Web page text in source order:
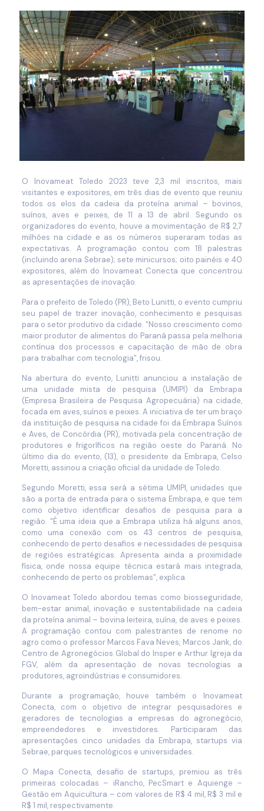
O Inovameat Toledo 2023 teve 2,3 mil inscritos, mais
visitantes e expositores, em três dias de evento que reuniu
todos os elos da cadeia da proteína animal – bovinos,
suínos, aves e peixes, de 11 a 13 de abril. Segundo os
organizadores do evento, houve a movimentação de R$ 2,7
milhões na cidade e as os números superaram todas as
expectativas. A programação contou com 18 palestras
(incluindo arena Sebrae); sete minicursos; oito painéis e 40
expositores, além do Inovameat Conecta que concentrou
as apresentações de inovação.
Para o prefeito de Toledo (PR), Beto Lunitti, o evento cumpriu
seu papel de trazer inovação, conhecimento e pesquisas
para o setor produtivo da cidade. “Nosso crescimento como
maior produtor de alimentos do Paraná passa pela melhoria
contínua dos processos e capacitação de mão de obra
para trabalhar com tecnologia”, frisou.
Na abertura do evento, Lunitti anunciou a instalação de
uma unidade mista de pesquisa (UMIPI) da Embrapa
(Empresa Brasileira de Pesquisa Agropecuária) na cidade,
focada em aves, suínos e peixes. A iniciativa de ter um braço
da instituição de pesquisa na cidade foi da Embrapa Suínos
e Aves, de Concórdia (PR), motivada pela concentração de
produtores e frigoríficos na região oeste do Paraná. No
último dia do evento, (13), o presidente da Embrapa, Celso
Moretti, assinou a criação oficial da unidade de Toledo.
Segundo Moretti, essa será a sétima UMIPI, unidades que
são a porta de entrada para o sistema Embrapa, e que tem
como objetivo identificar desafios de pesquisa para a
região. “É uma ideia que a Embrapa utiliza há alguns anos,
como uma conexão com os 43 centros de pesquisa,
conhecendo de perto desafios e necessidades de pesquisa
de regiões estratégicas. Apresenta ainda a proximidade
física, onde nossa equipe técnica estará mais integrada,
conhecendo de perto os problemas”, explica.
O Inovameat Toledo abordou temas como biosseguridade,
bem-estar animal, inovação e sustentabilidade na cadeia
da proteína animal – bovina leiteira, suína, de aves e peixes.
A programação contou com palestrantes de renome no
agro como o professor Marcos Fava Neves, Marcos Jank, do
Centro de Agronegócios Global do Insper e Arthur Igreja da
FGV, além da apresentação de novas tecnologias a
produtores, agroindústrias e consumidores.
Durante a programação, houve também o Inovameat
Conecta, com o objetivo de integrar pesquisadores e
geradores de tecnologias a empresas do agronegócio,
empreendedores e investidores. Participaram das
apresentações cinco unidades da Embrapa, startups via
Sebrae, parques tecnológicos e universidades.
O Mapa Conecta, desafio de startups, premiou as três
primeiras colocadas – iRancho, PecSmart e Aquienge –
Gestão em Aquicultura – com valores de R$ 4 mil, R$ 3 mil e
R$ 1 mil, respectivamente.